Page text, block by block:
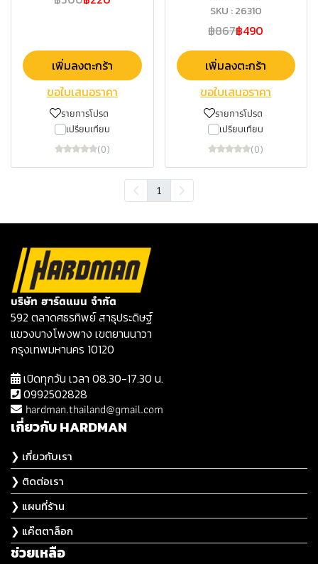
เพิ่มลงตะกร้า
ขอใบเสนอราคา
รายการโปรด
เปรียบเทียบ
(0)
SKU : 26310
฿867฿490
เพิ่มลงตะกร้า
ขอใบเสนอราคา
รายการโปรด
เปรียบเทียบ
(0)
1
บริษัท ฮาร์ดแมน จำกัด
592 ตลาดศธรทิพย์ สาธุประดิษฐ์
แขวงบางโพงพาง เขตยานนาวา
กรุงเทพมหานคร 10120
เปิดทุกวัน เวลา 08.30-17.30 น.
0992502828
hardman.thailand@gmail.com
เกี่ยวกับ HARDMAN
❯ เกี่ยวกับเรา
❯ ติดต่อเรา
❯ แผนที่ร้าน
❯ แค๊ตตาล็อก
ช่วยเหลือ